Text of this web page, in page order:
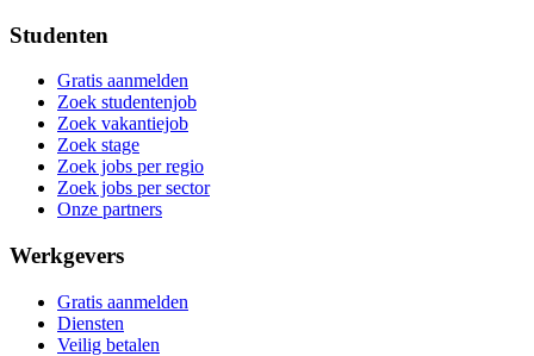
Studenten
Gratis aanmelden
Zoek studentenjob
Zoek vakantiejob
Zoek stage
Zoek jobs per regio
Zoek jobs per sector
Onze partners
Werkgevers
Gratis aanmelden
Diensten
Veilig betalen